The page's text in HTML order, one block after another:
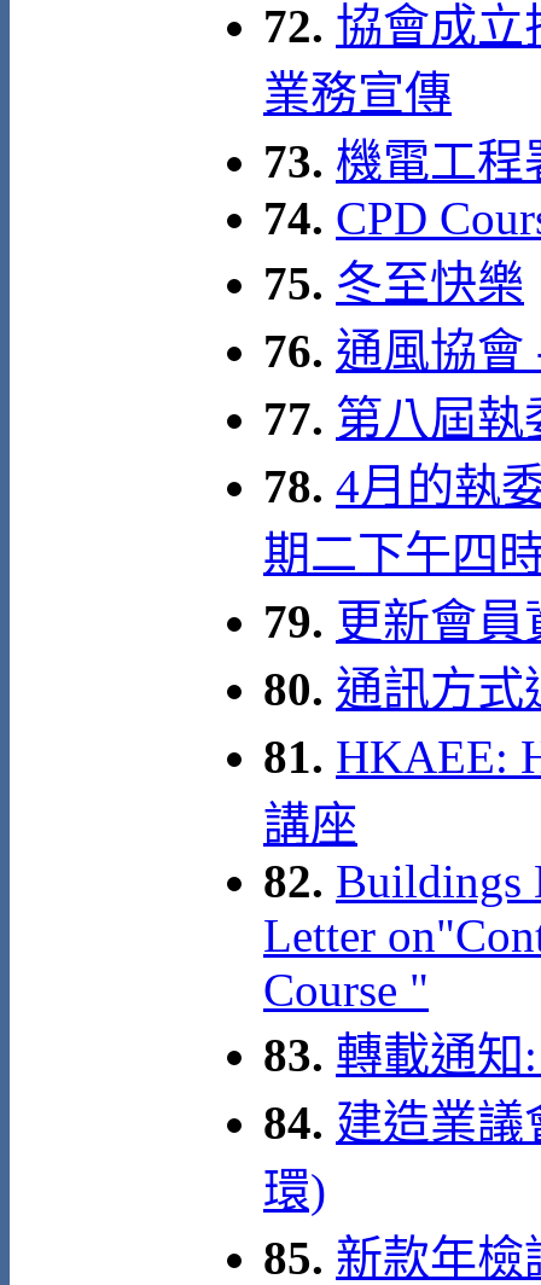
72. 協會成立
業務宣傳
73. 機電工程
74. CPD
75. 冬至快樂
76. 通風協會
77. 第八屆執
78. 4月的執
期二下午四
79. 更新會員
80. 通訊方式
81. HKAEE:
講座
82. Buildings
Letter
Course "
83. 轉載通知
84. 建造業議
環)
85. 新款年檢